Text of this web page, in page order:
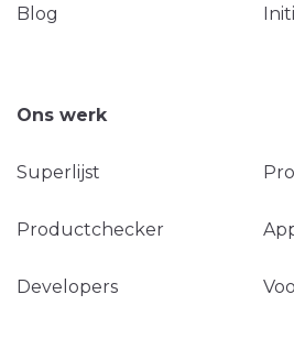
Blog
Ons werk
Superlijst
Productchecker
Developers